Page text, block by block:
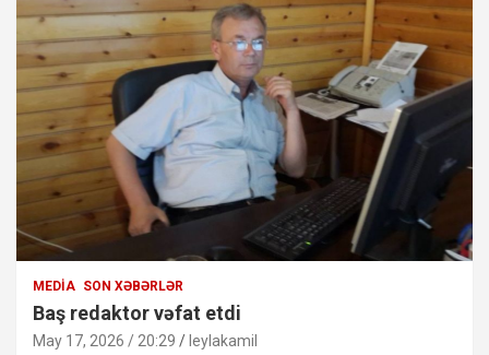
MEDIA SON XƏBƏRLƏR
Baş redaktor vəfat etdi
May 17, 2026 / 20:29 leylakamil